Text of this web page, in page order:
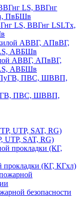
LS, ВВГнг LSLTx,
АВВГ, АПвВГ,
АВБШв
ПВС, ШВВП,
UTP, SAT, RG)
прокладки (КГ, КГхл)
безопасности